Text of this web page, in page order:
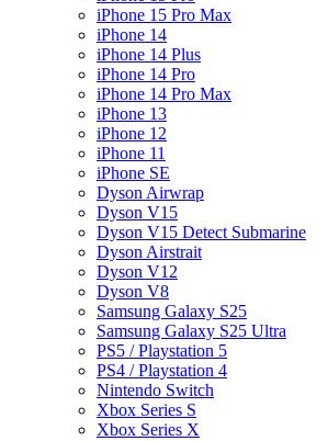
iPhone 15 Pro Max
iPhone 14
iPhone 14 Plus
iPhone 14 Pro
iPhone 14 Pro Max
iPhone 13
iPhone 12
iPhone 11
iPhone SE
Dyson Airwrap
Dyson V15
Dyson V15 Detect Submarine
Dyson Airstrait
Dyson V12
Dyson V8
Samsung Galaxy S25
Samsung Galaxy S25 Ultra
PS5 / Playstation 5
PS4 / Playstation 4
Nintendo Switch
Xbox Series S
Xbox Series X